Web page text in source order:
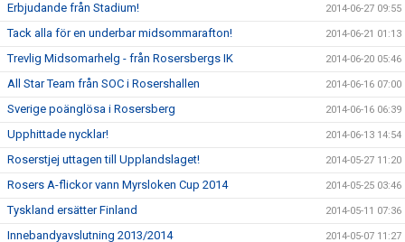
Erbjudande från Stadium! 2014-06-27 09:55
Tack alla för en underbar midsommarafton! 2014-06-21 01:13
Trevlig Midsomarhelg - från Rosersbergs IK 2014-06-20 05:46
All Star Team från SOC i Rosershallen 2014-06-16 07:00
Sverige poänglösa i Rosersberg 2014-06-16 06:39
Upphittade nycklar! 2014-06-13 14:54
Roserstjej uttagen till Upplandslaget! 2014-05-27 11:20
Rosers A-flickor vann Myrsloken Cup 2014 2014-05-25 03:46
Tyskland ersätter Finland 2014-05-11 07:36
Innebandyavslutning 2013/2014 2014-05-07 11:27